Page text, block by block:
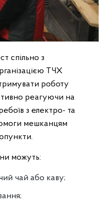
спільно з
ТЧХ
роботу
реагуючи на
з електро- та
мешканцям
можуть:
чай або каву;